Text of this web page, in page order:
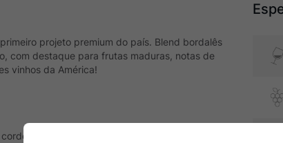
projeto premium do país. Blend bordalês
com destaque para frutas maduras, notas de
vinhos da América!
assado, massas com ragu de carne e